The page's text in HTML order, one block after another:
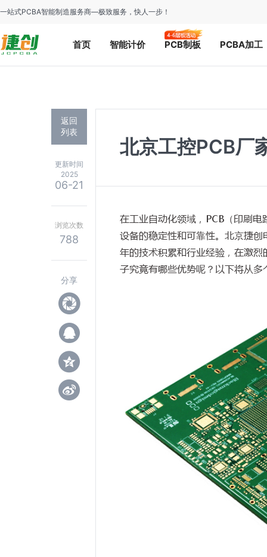
一站式PCBA智能制造服务商—极致服务，快人一步！
首页 智能计价 PCB制板 PCBA加工
返回
列表
更新时间
2025
06-21
浏览次数
788
分享
北京工控PCB厂
在工业自动化领域，PCB（印刷
设备的稳定性和可靠性。北京捷
年的技术积累和行业经验，在激
子究竟有哪些优势呢？以下将从